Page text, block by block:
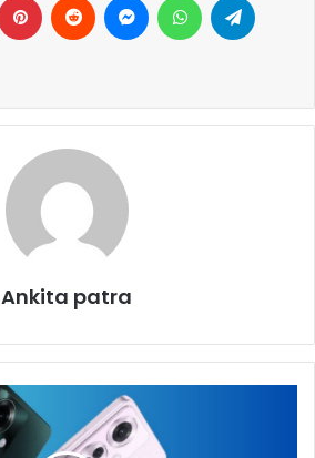
Ankita patra